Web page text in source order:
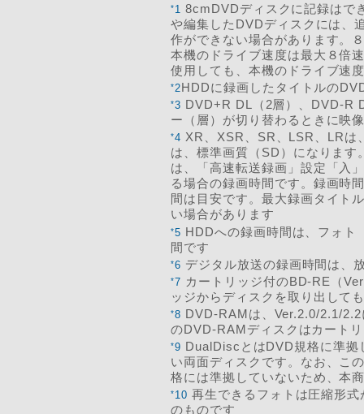
*1 8cmDVDディスクに記録はで
や編集したDVDディスクには、
作ができない場合があります。
本機のドライブ速度は最大８倍
使用しても、本機のドライブ速
*2HDDに録画したタイトルの
*3 DVD+R DL（2層）、DVD-R
ー（層）が切り替わるときに映
*4 XR、XSR、SR、LSR、LRは
は、標準画質（SD）になりま
は、「高速転送録画」設定「入
る場合の録画時間です。録画時
間は目安です。最大録画タイト
い場合があります
*5 HDDへの録画時間は、フォト
間です
*6 デジタル放送の録画時間は、
*7 カートリッジ付のBD-RE（
ッジからディスクを取り出して
*8 DVD-RAMは、Ver.2.0/2.1/
のDVD-RAMディスクはカート
*9 DualDiscとはDVD規格に準拠
い両面ディスクです。なお、こ
格には準拠していないため、本
*10 再生できるフォトは圧縮形
のものです